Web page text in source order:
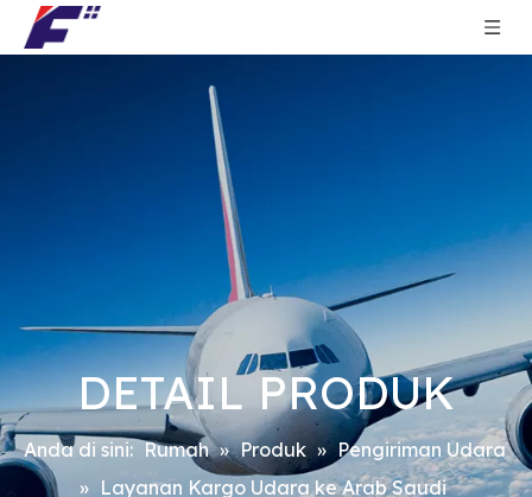
DETAIL PRODUK
Anda di sini: Rumah » Produk » Pengiriman Udara
» Layanan Kargo Udara ke Arab Saudi